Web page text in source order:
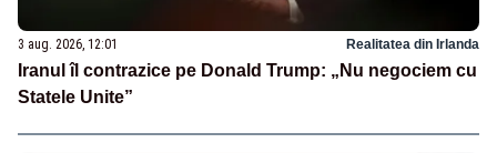
3 aug. 2026, 12:01 Realitatea din Irlanda
Iranul îl contrazice pe Donald Trump: „Nu negociem cu
Statele Unite”